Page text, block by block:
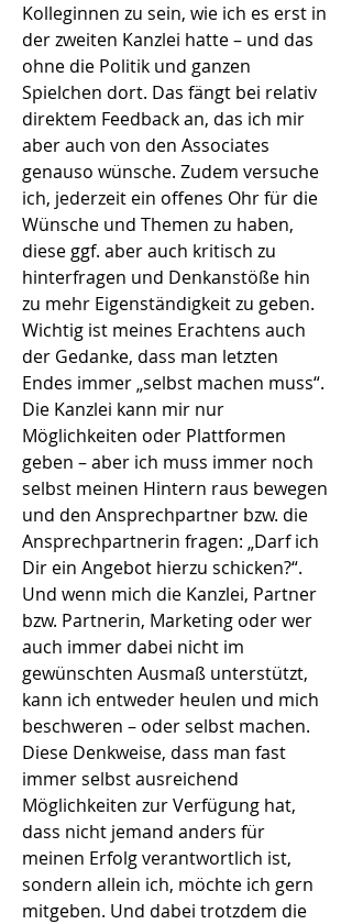
Kolleginnen zu sein, wie ich es erst in
der zweiten Kanzlei hatte – und das
ohne die Politik und ganzen
Spielchen dort. Das fängt bei relativ
direktem Feedback an, das ich mir
aber auch von den Associates
genauso wünsche. Zudem versuche
ich, jederzeit ein offenes Ohr für die
Wünsche und Themen zu haben,
diese ggf. aber auch kritisch zu
hinterfragen und Denkanstöße hin
zu mehr Eigenständigkeit zu geben.
Wichtig ist meines Erachtens auch
der Gedanke, dass man letzten
Endes immer „selbst machen muss“.
Die Kanzlei kann mir nur
Möglichkeiten oder Plattformen
geben – aber ich muss immer noch
selbst meinen Hintern raus bewegen
und den Ansprechpartner bzw. die
Ansprechpartnerin fragen: „Darf ich
Dir ein Angebot hierzu schicken?“.
Und wenn mich die Kanzlei, Partner
bzw. Partnerin, Marketing oder wer
auch immer dabei nicht im
gewünschten Ausmaß unterstützt,
kann ich entweder heulen und mich
beschweren – oder selbst machen.
Diese Denkweise, dass man fast
immer selbst ausreichend
Möglichkeiten zur Verfügung hat,
dass nicht jemand anders für
meinen Erfolg verantwortlich ist,
sondern allein ich, möchte ich gern
mitgeben. Und dabei trotzdem die